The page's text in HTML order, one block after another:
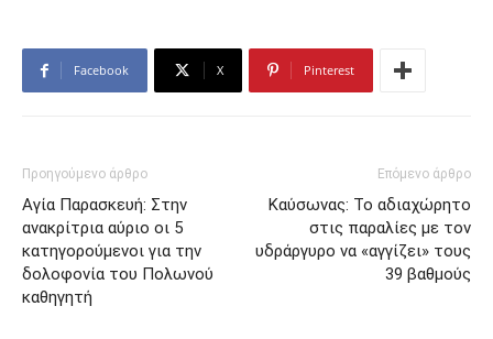
Facebook X Pinterest
Προηγούμενο άρθρο
Αγία Παρασκευή: Στην
ανακρίτρια αύριο οι 5
κατηγορούμενοι για την
δολοφονία του Πολωνού
καθηγητή
Επόμενο άρθρο
Καύσωνας: Το αδιαχώρητο
στις παραλίες με τον
υδράργυρο να «αγγίζει» τους
39 βαθμούς